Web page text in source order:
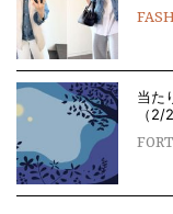
当た
（